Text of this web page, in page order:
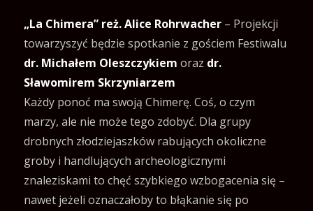
„La Chimera” reż. Alice Rohrwacher – Projekcji
towarzyszyć będzie spotkanie z gościem Festiwalu
dr. Michałem Oleszczykiem oraz dr.
Sławomirem Skrzyniarzem
Każdy ponoć ma swoją Chimerę. Coś, o czym
marzy, ale nie może tego zdobyć. Dla grupy
drobnych złodziejaszków rabujących okoliczne
groby i handlujących archeologicznymi
znaleziskami to chęć szybkiego wzbogacenia się –
nawet jeżeli oznaczałoby to błąkanie się po